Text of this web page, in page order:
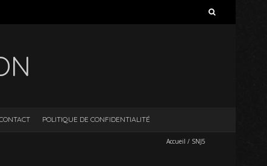
POLITIQUE DE CONFIDENTIALITÉ
Accueil / SNJ5